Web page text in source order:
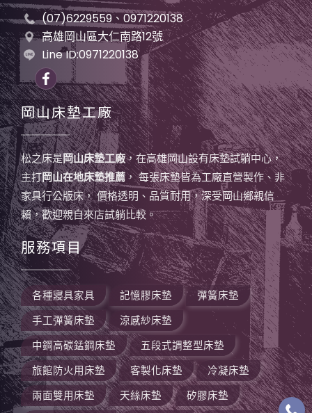
(07)6229559、0971220138
高雄岡山區大仁南路12號
Line ID:0971220138
岡山床墊工廠
松之床是岡山床墊工廠，在高雄岡山設有床墊試躺中心，
主打岡山在地床墊推薦， 每張床墊皆為工廠直營製作、非
家具行公版床， 價格透明、品質耐用，深受岡山鄉親信
賴，歡迎親自來店試躺比較。
服務項目
各種寢具家具 記憶膠床墊
彈簧床墊
手工彈簧床墊
涼感紗床墊
中鋼高碳錳鋼床墊
五段式調整型床墊
旅館防火用床墊
客製化床墊
冷凝床墊
兩面雙用床墊
天絲床墊 矽膠床墊